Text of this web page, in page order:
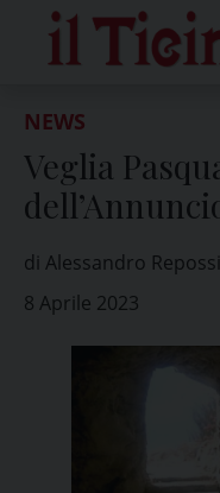
content
NEWS
Veglia
di Alessandro Repossi
8 Aprile 2023